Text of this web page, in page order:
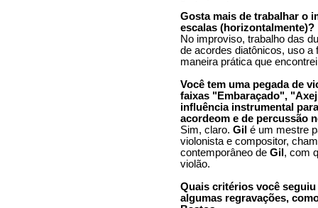
Gosta mais de trabalhar o
escalas (horizontalmente)?
No improviso, trabalho das
de acordes diatônicos, uso a
maneira prática que
Você tem uma pegada de
faixas "Embaraçado",
influência instrumental
acordeom e de percussão
Sim, claro. Gil é um mestre
violonista e compositor,
contemporâneo de Gil , com
violão.
Quais critérios você
algumas regravações,